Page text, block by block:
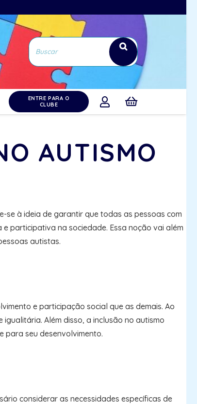
ENTRE PARA O
CLUBE
AUTISMO
se à ideia de garantir que todas as pessoas com
participativa na sociedade. Essa noção vai além
autistas.
e participação social que as demais. Ao
Além disso, a inclusão no autismo
para seu desenvolvimento.
considerar as necessidades específicas de